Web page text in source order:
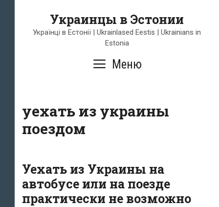
содержимому
Украинцы в Эстонии
Українці в Естонії | Ukrainlased Eestis | Ukrainians in
Estonia
Меню
уехать из украины
поездом
Уехать из Украины на
автобусе или на поезде
практически не возможно